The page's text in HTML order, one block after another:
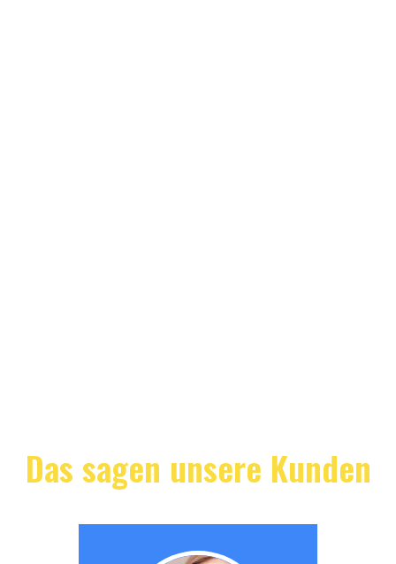
Das sagen unsere Kunden